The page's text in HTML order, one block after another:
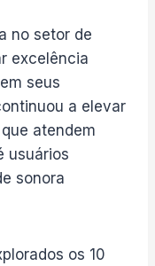
no setor de
excelência
seus
a elevar
atendem
usuários
sonora
os 10